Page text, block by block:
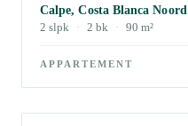
Calpe, Costa Blanca Noord
2 slpk · 2 bk · 90 m²
APPARTEMENT